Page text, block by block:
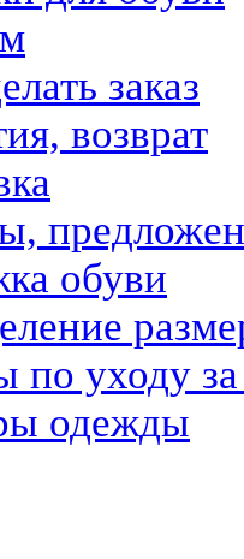
заказ
возврат
обуви
по уходу
одежды